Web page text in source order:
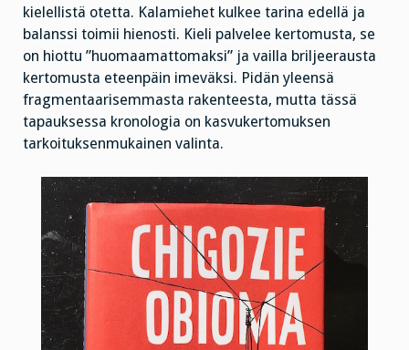
kielellistä otetta. Kalamiehet kulkee tarina edellä ja
balanssi toimii hienosti. Kieli palvelee kertomusta, se
on hiottu ”huomaamattomaksi” ja vailla briljeerausta
kertomusta eteenpäin imeväksi. Pidän yleensä
fragmentaarisemmasta rakenteesta, mutta tässä
tapauksessa kronologia on kasvukertomuksen
tarkoituksenmukainen valinta.